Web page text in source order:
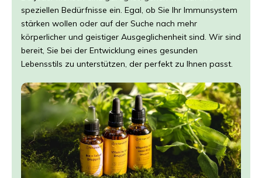
speziellen Bedürfnisse ein. Egal, ob Sie Ihr Immunsystem
stärken wollen oder auf der Suche nach mehr
körperlicher und geistiger Ausgeglichenheit sind. Wir sind
bereit, Sie bei der Entwicklung eines gesunden
Lebensstils zu unterstützen, der perfekt zu Ihnen passt.